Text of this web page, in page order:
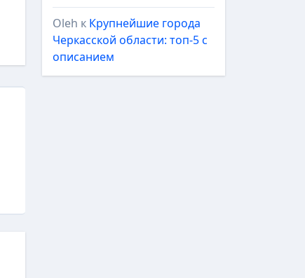
Oleh к Крупнейшие города
Черкасской области: топ-5 с
описанием